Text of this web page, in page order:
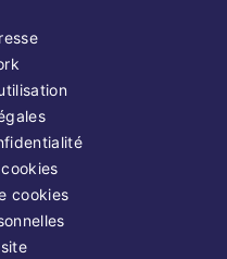
cookies